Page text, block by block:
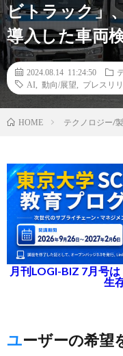
ビトラック」
導入した車両
2024.08.14 11:24:50
AI
動向/展望 プレスリ
HOME テクノロジー/
月刊LOGI-BIZ 7月号
生
ユーザーの希